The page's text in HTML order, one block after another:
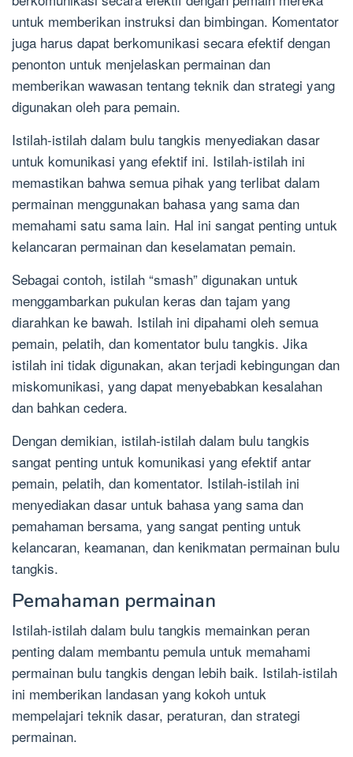
untuk memberikan instruksi dan bimbingan. Komentator
juga harus dapat berkomunikasi secara efektif dengan
penonton untuk menjelaskan permainan dan
memberikan wawasan tentang teknik dan strategi yang
digunakan oleh para pemain.
Istilah-istilah dalam bulu tangkis menyediakan dasar
untuk komunikasi yang efektif ini. Istilah-istilah ini
memastikan bahwa semua pihak yang terlibat dalam
permainan menggunakan bahasa yang sama dan
memahami satu sama lain. Hal ini sangat penting untuk
kelancaran permainan dan keselamatan pemain.
Sebagai contoh, istilah “smash” digunakan untuk
menggambarkan pukulan keras dan tajam yang
diarahkan ke bawah. Istilah ini dipahami oleh semua
pemain, pelatih, dan komentator bulu tangkis. Jika
istilah ini tidak digunakan, akan terjadi kebingungan dan
miskomunikasi, yang dapat menyebabkan kesalahan
dan bahkan cedera.
Dengan demikian, istilah-istilah dalam bulu tangkis
sangat penting untuk komunikasi yang efektif antar
pemain, pelatih, dan komentator. Istilah-istilah ini
menyediakan dasar untuk bahasa yang sama dan
pemahaman bersama, yang sangat penting untuk
kelancaran, keamanan, dan kenikmatan permainan bulu
tangkis.
Pemahaman permainan
Istilah-istilah dalam bulu tangkis memainkan peran
penting dalam membantu pemula untuk memahami
permainan bulu tangkis dengan lebih baik. Istilah-istilah
ini memberikan landasan yang kokoh untuk
mempelajari teknik dasar, peraturan, dan strategi
permainan.